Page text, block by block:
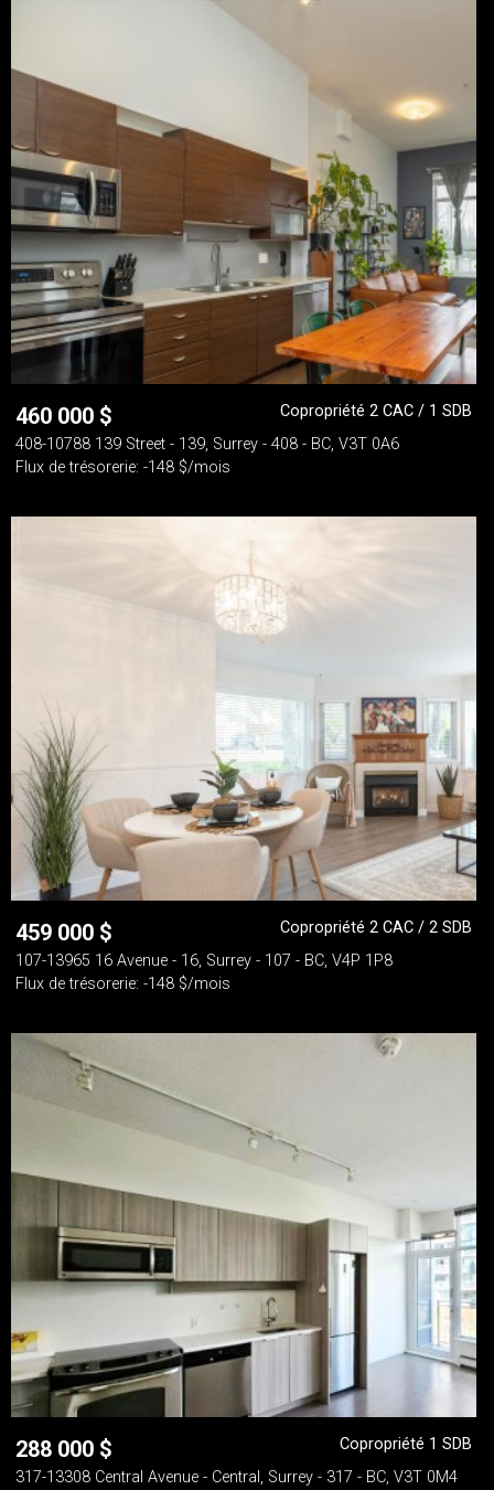
460 000 $
Copropriété 2 CAC / 1 SDB
408-10788 139 Street - 139, Surrey - 408 - BC, V3T 0A6
Flux de trésorerie: -148 $/mois
459 000 $
Copropriété 2 CAC / 2 SDB
107-13965 16 Avenue - 16, Surrey - 107 - BC, V4P 1P8
Flux de trésorerie: -148 $/mois
288 000 $
Copropriété 1 SDB
317-13308 Central Avenue - Central, Surrey - 317 - BC, V3T 0M4